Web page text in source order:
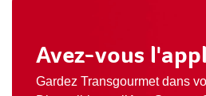
Avez-vous
Gardez Transgourmet dans